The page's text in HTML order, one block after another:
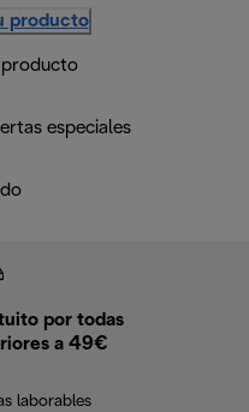
producto
producto
especiales
por todas
a 49€
laborables